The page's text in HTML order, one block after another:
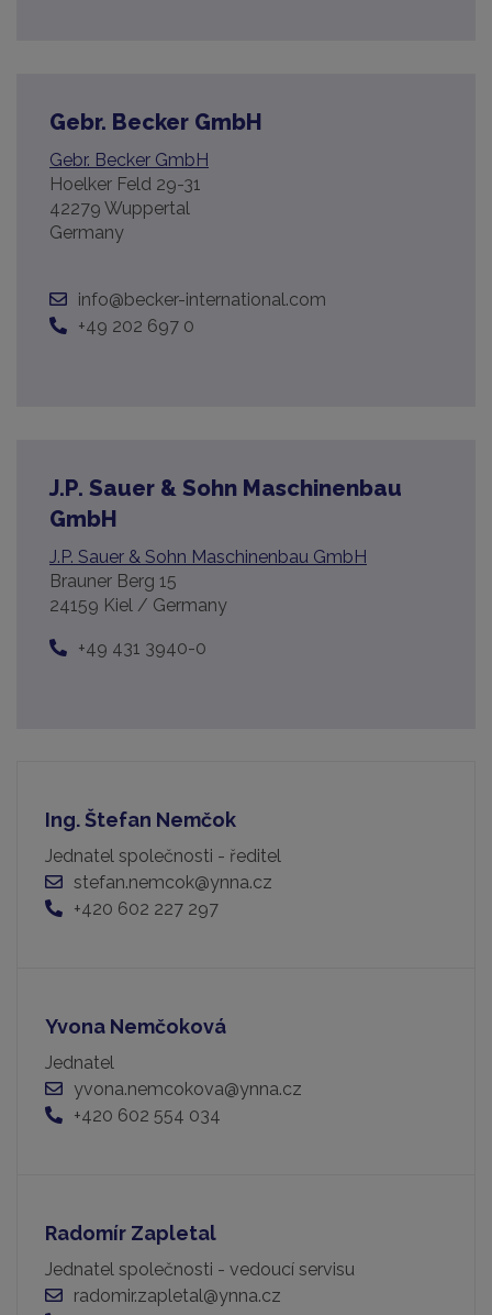
Gebr. Becker GmbH
Gebr. Becker GmbH
Hoelker Feld 29-31
42279 Wuppertal
Germany
info@becker-international.com
+49 202 697 0
J.P. Sauer & Sohn Maschinenbau
GmbH
J.P. Sauer & Sohn Maschinenbau GmbH
Brauner Berg 15
24159 Kiel / Germany
+49 431 3940-0
Ing. Štefan Nemčok
Jednatel společnosti - ředitel
stefan.nemcok@ynna.cz
+420 602 227 297
Yvona Nemčoková
Jednatel
yvona.nemcokova@ynna.cz
+420 602 554 034
Radomír Zapletal
Jednatel společnosti - vedoucí servisu
radomir.zapletal@ynna.cz